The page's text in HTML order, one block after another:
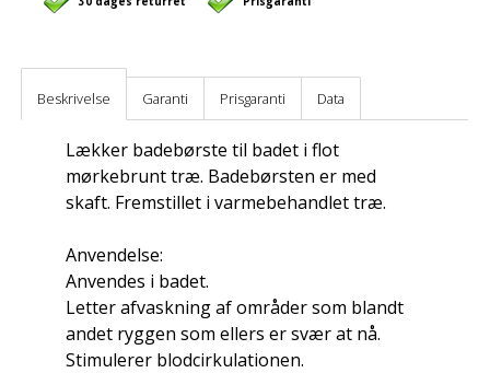
Beskrivelse Garanti Prisgaranti Data
Lækker badebørste til badet i flot
mørkebrunt træ. Badebørsten er med
skaft. Fremstillet i varmebehandlet træ.
Anvendelse:
Anvendes i badet.
Letter afvaskning af områder som blandt
andet ryggen som ellers er svær at nå.
Stimulerer blodcirkulationen.